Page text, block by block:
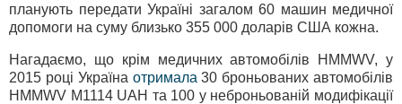
планують передати Україні загалом 60 машин медичної
допомоги на суму близько 355 000 доларів США кожна.
Нагадаємо, що крім медичних автомобілів HMMWV, у
2015 році Україна отримала 30 броньованих автомобілів
HMMWV М1114 UAH та 100 у неброньованій модифікації